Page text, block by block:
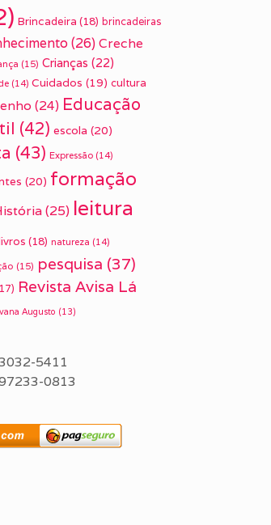
Brincadeira (18) brincadeiras
(26) Creche
(15) Crianças (22)
(14) Cuidados (19) cultura
(24) Educação
(42) escola (20)
(43) Expressão (14)
(20) formação
(25) leitura
(18) natureza (14)
(15) pesquisa (37)
Revista Avisa Lá
Augusto (13)
5411
0813